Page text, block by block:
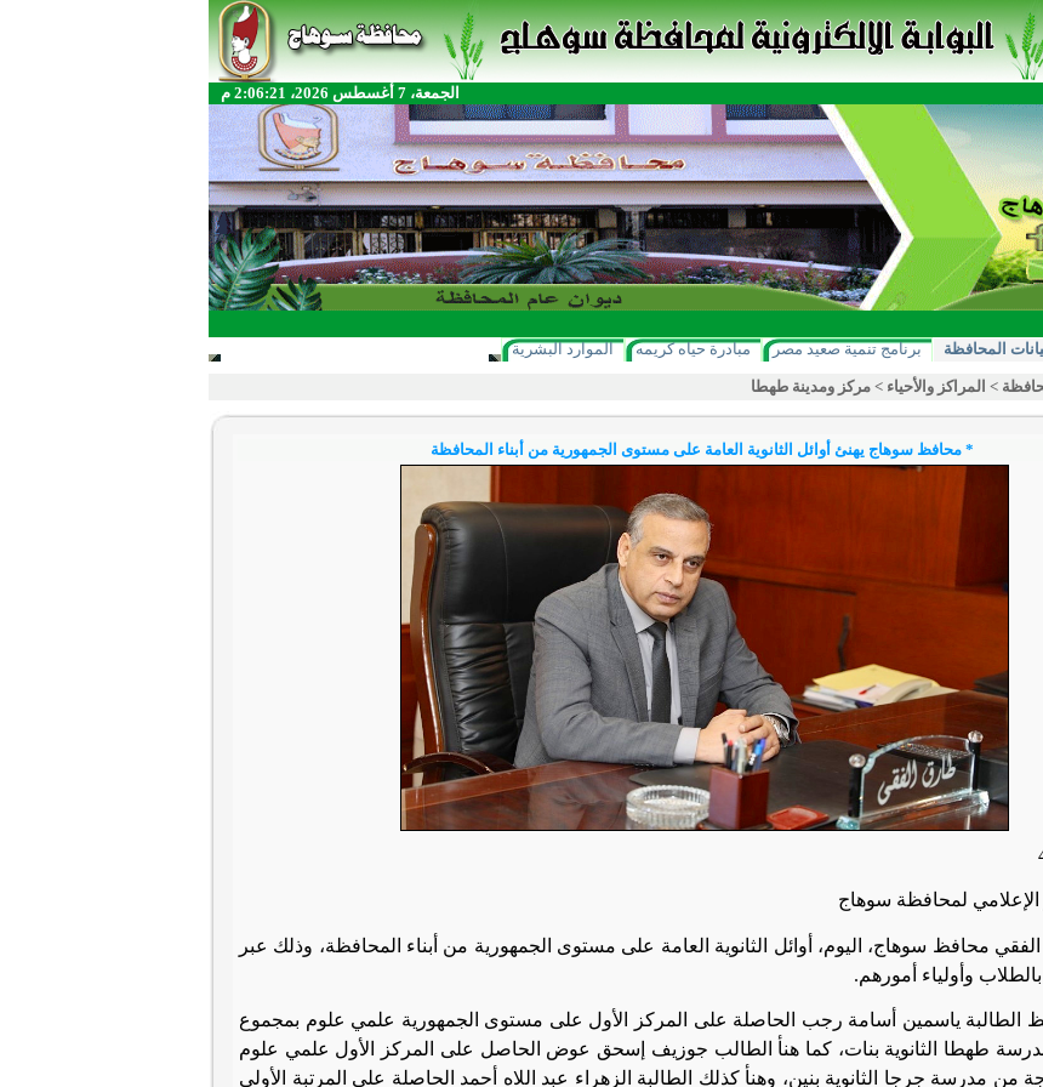
الجمعة، 7 أغسطس 2026، 2:06:21 م
المحافظة برنامج تنمية صعيد مصر مبادرة حياه كريمه الموارد البشرية
> المراكز والأحياء > مركز ومدينة طهطا
* محافظ سوهاج يهنئ أوائل الثانوية العامة على مستوى الجمهورية من أبناء المحافظة
الإعلامي لمحافظة سوهاج
الفقي محافظ سوهاج، اليوم، أوائل الثانوية العامة على مستوى الجمهورية من أبناء المحافظة، وذلك عبر
بالطلاب وأولياء أمورهم.
الطالبة ياسمين أسامة رجب الحاصلة على المركز الأول على مستوى الجمهورية علمي علوم بمجموع
مدرسة طهطا الثانوية بنات، كما هنأ الطالب جوزيف إسحق عوض الحاصل على المركز الأول علمي علوم
410 درجة من مدرسة جرجا الثانوية بنين، وهنأ كذلك الطالبة الزهراء عبد اللاه أحمد الحاصلة على المرتبة الأولى